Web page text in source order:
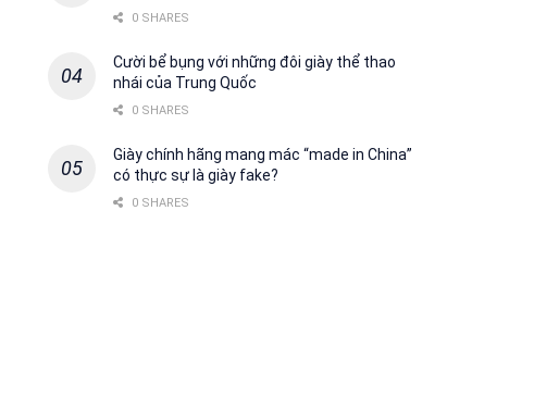
0 SHARES
Cười bể bụng với những đôi giày thể thao
nhái của Trung Quốc
0 SHARES
Giày chính hãng mang mác “made in China”
có thực sự là giày fake?
0 SHARES